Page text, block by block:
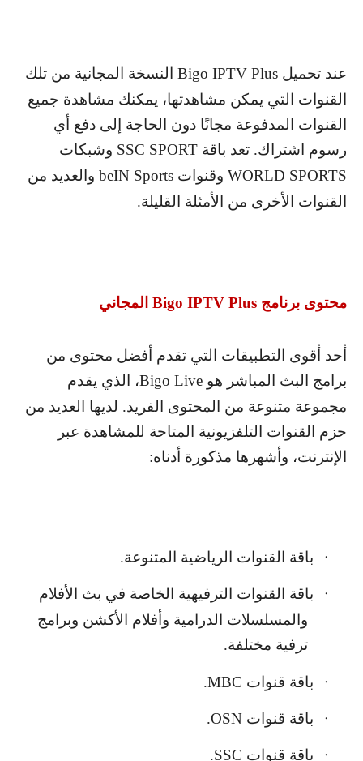
عند تحميل Bigo IPTV Plus النسخة المجانية من تلك
القنوات التي يمكن مشاهدتها، يمكنك مشاهدة جميع
القنوات المدفوعة مجانًا دون الحاجة إلى دفع أي
رسوم اشتراك. تعد باقة SSC SPORT وشبكات
WORLD SPORTS وقنوات beIN Sports والعديد من
القنوات الأخرى من الأمثلة القليلة.
محتوى برنامج Bigo IPTV Plus المجاني
أحد أقوى التطبيقات التي تقدم أفضل محتوى من
برامج البث المباشر هو Bigo Live، الذي يقدم
مجموعة متنوعة من المحتوى الفريد. لديها العديد من
حزم القنوات التلفزيونية المتاحة للمشاهدة عبر
الإنترنت، وأشهرها مذكورة أدناه:
· باقة القنوات الرياضية المتنوعة.
·
باقة القنوات الترفيهية الخاصة في بث الأفلام
والمسلسلات الدرامية وأفلام الأكشن وبرامج
ترفية مختلفة.
· باقة قنوات MBC
.
· باقة قنوات OSN
.
باقة قنوات SSC
.